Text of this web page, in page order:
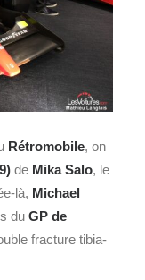
Rétromobile, on
de Mika Salo, le
là, Michael
du GP de
fracture tibia-